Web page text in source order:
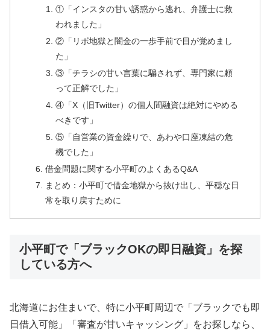
①「インスタの甘い誘惑から逃れ、弁護士に救
われました」
②「リボ地獄と闇金の一歩手前で目が覚めまし
た」
③「チラシの甘い言葉に騙されず、専門家に頼
って正解でした」
④「X（旧Twitter）の個人間融資は絶対にやめる
べきです」
⑤「自営業の資金繰りで、あわや口座凍結の危
機でした」
借金問題に関する小平町のよくあるQ&A
まとめ：小平町で借金地獄から抜け出し、平穏な日
常を取り戻すために
小平町で「ブラックOKの即日融資」を探
している方へ
北海道にお住まいで、特に小平町周辺で「ブラックでも即
日借入可能」「審査が甘いキャッシング」をお探しなら、